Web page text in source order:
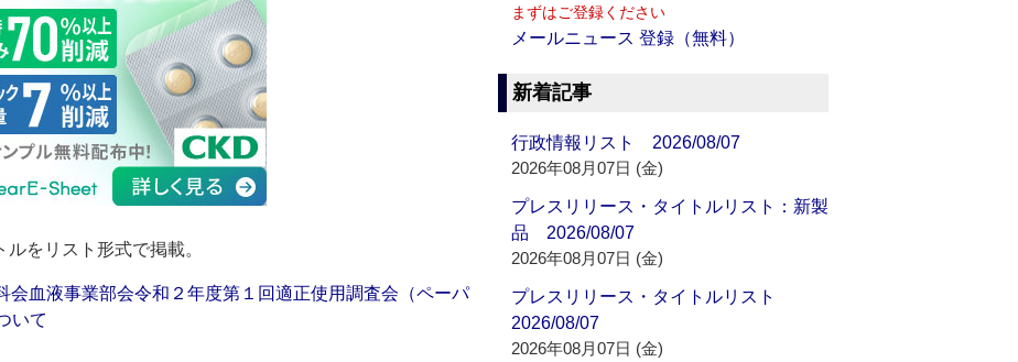
をリスト形式で掲載。
会血液事業部会令和２年度第１回適正使用調査会（ペーパ
いて
まずはご登録ください
メールニュース 登録（無料）
新着記事
行政情報リスト 2026/08/07
2026年08月07日 (金)
プレスリリース・タイトルリスト：新製
品 2026/08/07
2026年08月07日 (金)
プレスリリース・タイトルリスト
2026/08/07
2026年08月07日 (金)